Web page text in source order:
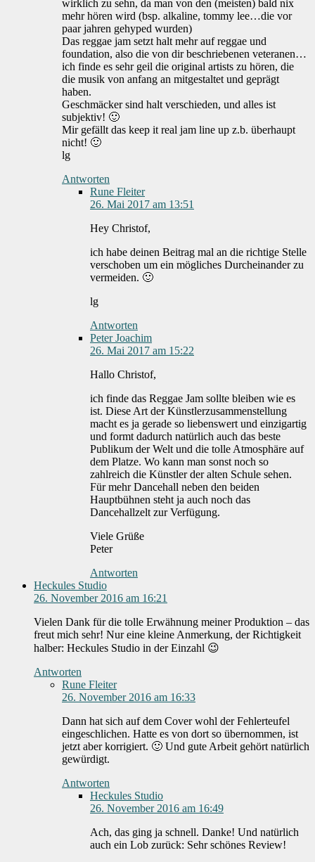
wirklich zu sehn, da man von den (meisten) bald nix
mehr hören wird (bsp. alkaline, tommy lee…die vor
paar jahren gehyped wurden)
Das reggae jam setzt halt mehr auf reggae und
foundation, also die von dir beschriebenen veteranen…
ich finde es sehr geil die original artists zu hören, die
die musik von anfang an mitgestaltet und geprägt
haben.
Geschmäcker sind halt verschieden, und alles ist
subjektiv! 🙂
Mir gefällt das keep it real jam line up z.b. überhaupt
nicht! 🙂
lg
Antworten
Rune Fleiter
26. Mai 2017 am 13:51
Hey Christof,
ich habe deinen Beitrag mal an die richtige Stelle
verschoben um ein mögliches Durcheinander zu
vermeiden. 🙂
lg
Antworten
Peter Joachim
26. Mai 2017 am 15:22
Hallo Christof,
ich finde das Reggae Jam sollte bleiben wie es
ist. Diese Art der Künstlerzusammenstellung
macht es ja gerade so liebenswert und einzigartig
und formt dadurch natürlich auch das beste
Publikum der Welt und die tolle Atmosphäre auf
dem Platze. Wo kann man sonst noch so
zahlreich die Künstler der alten Schule sehen.
Für mehr Dancehall neben den beiden
Hauptbühnen steht ja auch noch das
Dancehallzelt zur Verfügung.
Viele Grüße
Peter
Antworten
Heckules Studio
26. November 2016 am 16:21
Vielen Dank für die tolle Erwähnung meiner Produktion – das
freut mich sehr! Nur eine kleine Anmerkung, der Richtigkeit
halber: Heckules Studio in der Einzahl 😉
Antworten
Rune Fleiter
26. November 2016 am 16:33
Dann hat sich auf dem Cover wohl der Fehlerteufel
eingeschlichen. Hatte es von dort so übernommen, ist
jetzt aber korrigiert. 🙂 Und gute Arbeit gehört natürlich
gewürdigt.
Antworten
Heckules Studio
26. November 2016 am 16:49
Ach, das ging ja schnell. Danke! Und natürlich
auch ein Lob zurück: Sehr schönes Review!